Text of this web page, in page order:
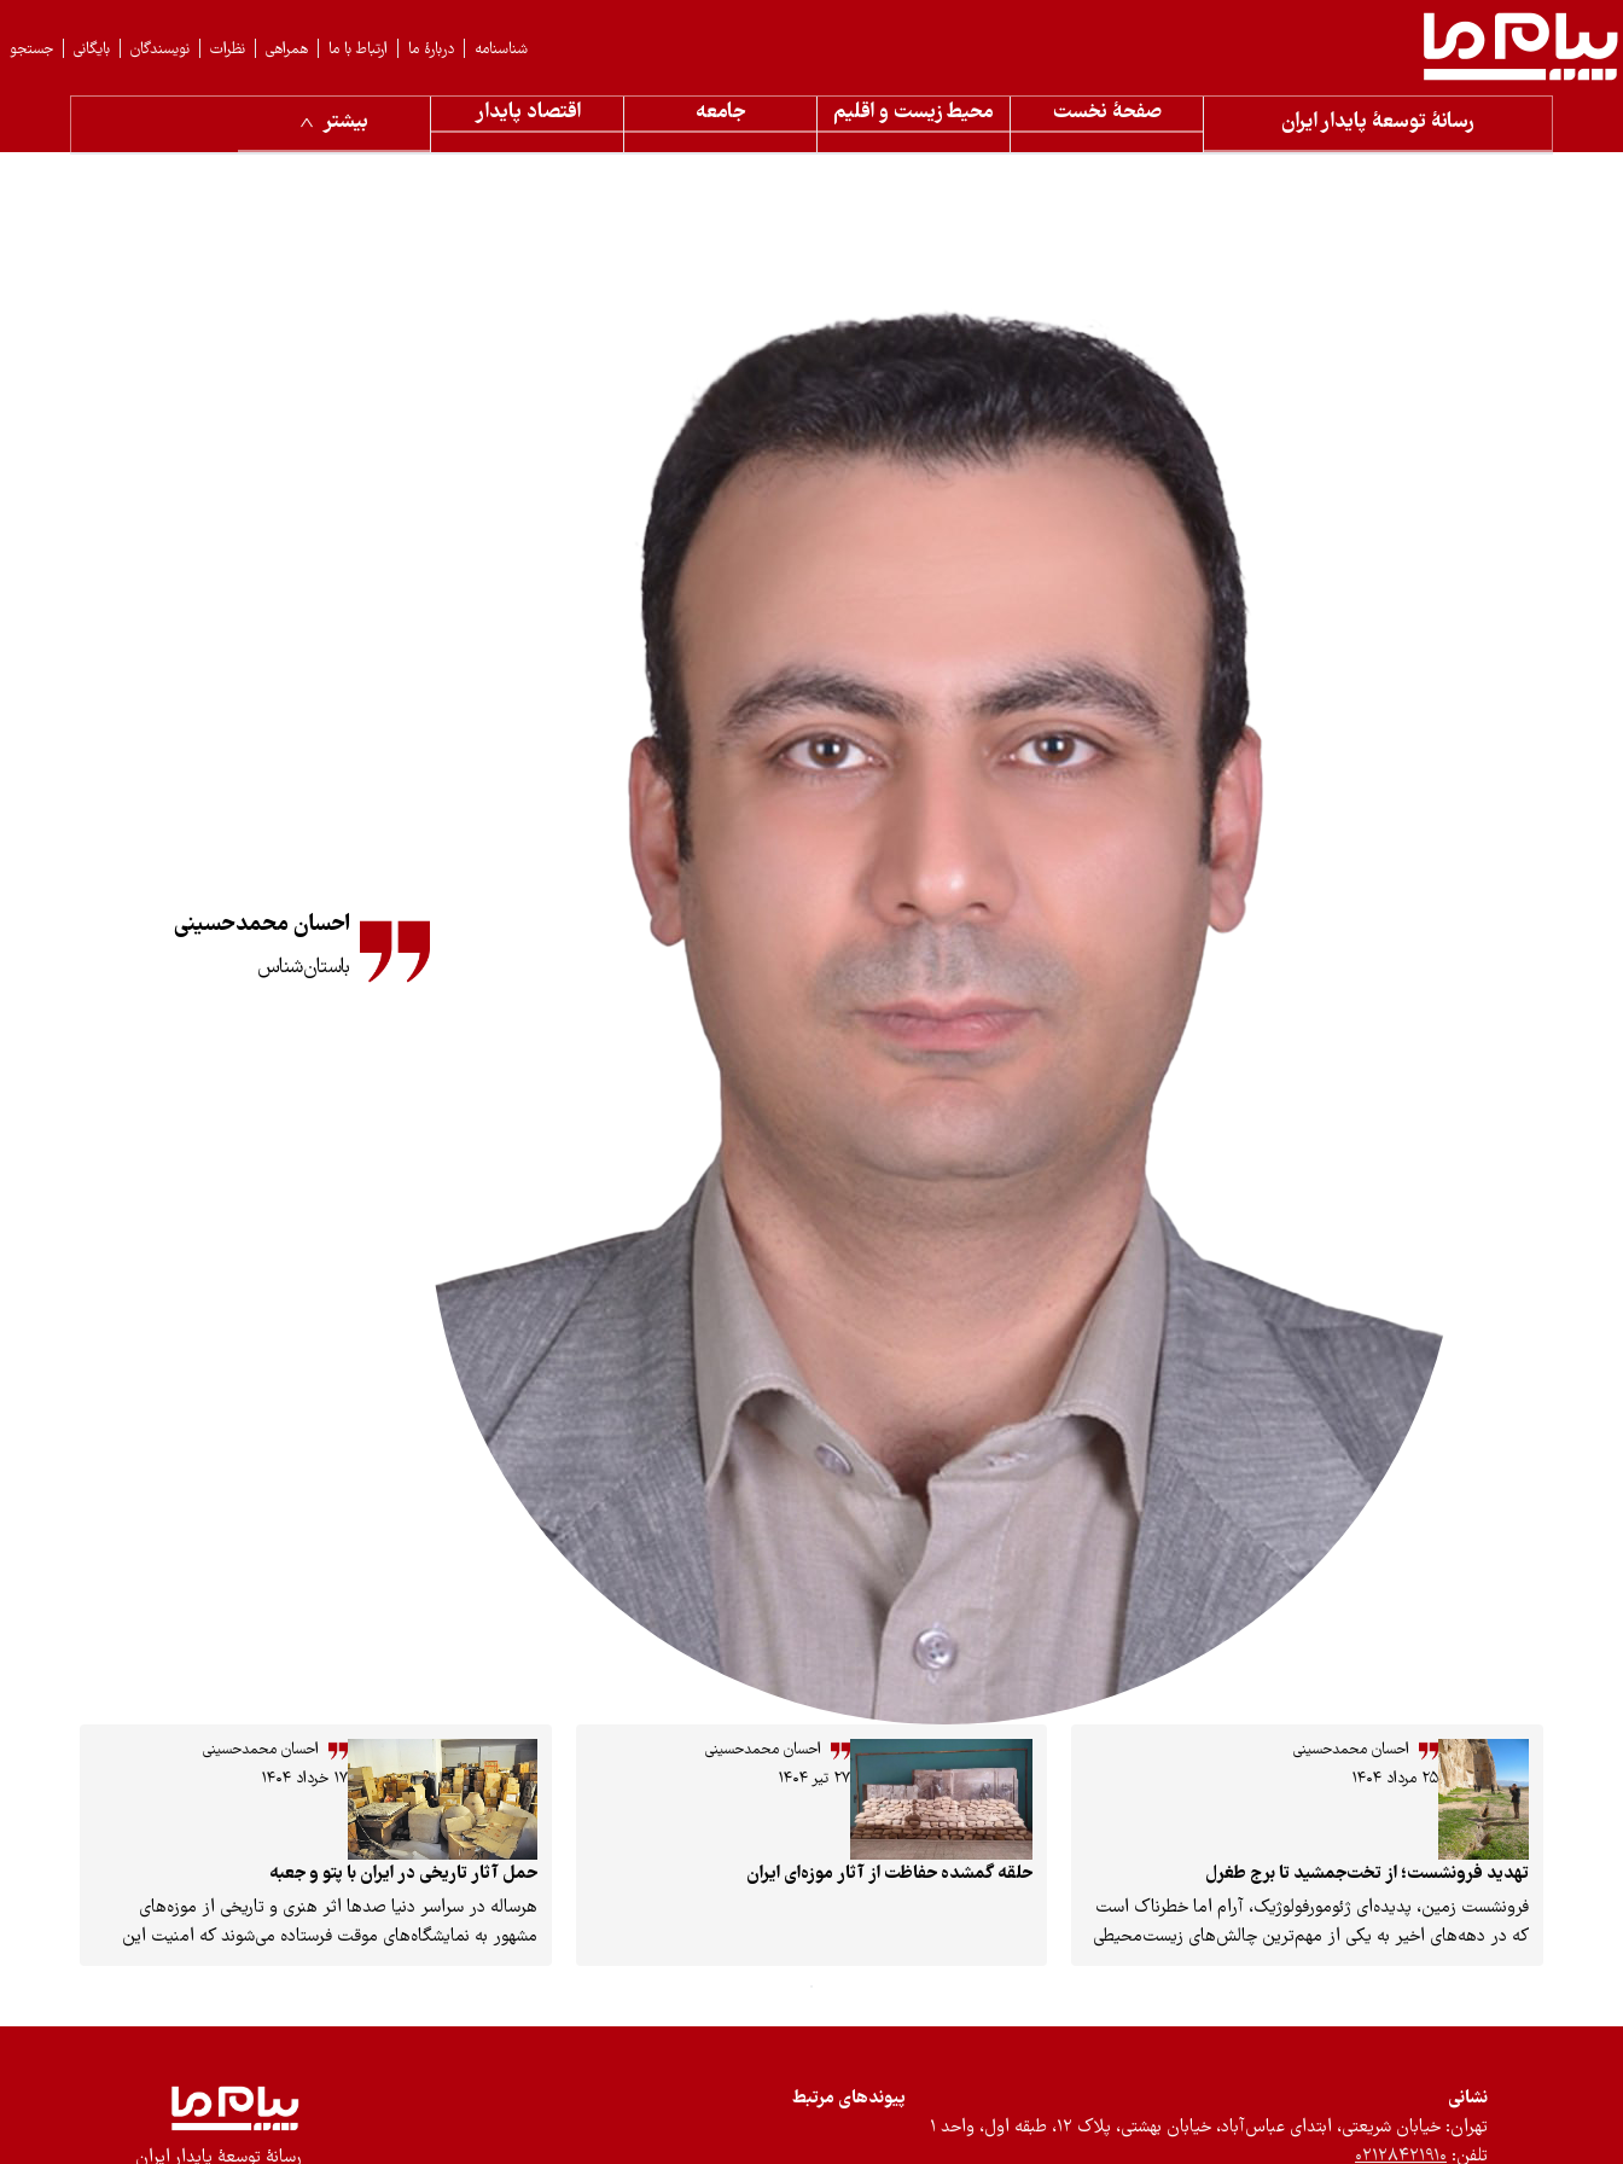
جستجو بایگانی نویسندگان نظرات همراهی ارتباط با ما دربارهٔ ما شناسنامه
رسانۀ توسعۀ پایدار ایران صفحۀ نخست محیط زیست و اقلیم جامعه اقتصاد پایدار بیشتر
احسان محمدحسینی
باستان‌شناس
احسان محمدحسینی
۲۵ مرداد ۱۴۰۴
تهدید فرونشست؛ از تخت‌جمشید تا برج طغرل
فرونشست زمین، پدیده‌ای ژئومورفولوژیک، آرام اما خطرناک است
که در دهه‌های اخیر به یکی از مهم‌ترین چالش‌های زیست‌محیطی
معدن یا عوامل طبیعی ایجاد شده و باعث کاهش ارتفاع سطح
غنی، در زمره آسیب‌پذیرترین کشورها در برابر این بحران قرار
دارد. باید توجه داشت که پدیده فرونشست زمین می‌تواند
احسان محمدحسینی
۲۷ تیر ۱۴۰۴
حلقه گمشده حفاظت از آثار موزه‌ای ایران
احسان محمدحسینی
۱۷ خرداد ۱۴۰۴
حمل آثار تاریخی در ایران با پتو و جعبه
هرساله در سراسر دنیا صدها اثر هنری و تاریخی از موزه‌های
مشهور به نمایشگاه‌های موقت فرستاده می‌شوند که امنیت این
حساس، ارزشمند و خاص که دارای اهمیت ملی، هنری، مذهبی،
چندلایه استفاده می‌شود. هدف اصلی این روش‌ها حفظ اثر در
برابر تهدیدهای محیطی و انسانی است.
نشانی
تهران: خیابان شریعتی، ابتدای عباس‌آباد، خیابان بهشتی، پلاک ۱۲، طبقه اول، واحد ۱
تلفن: ۰۲۱۲۸۴۲۱۹۱۰
پیوندهای مرتبط
رسانۀ توسعۀ پایدار ایران